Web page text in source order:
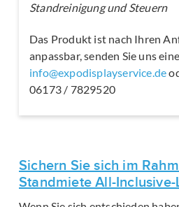
Standreinigung und Steuern
Das Produkt ist nach Ihren
anpassbar, senden Sie uns
info@expodisplayservice.de
06173 / 7829520
Sichern Sie sich im
Standmiete All-